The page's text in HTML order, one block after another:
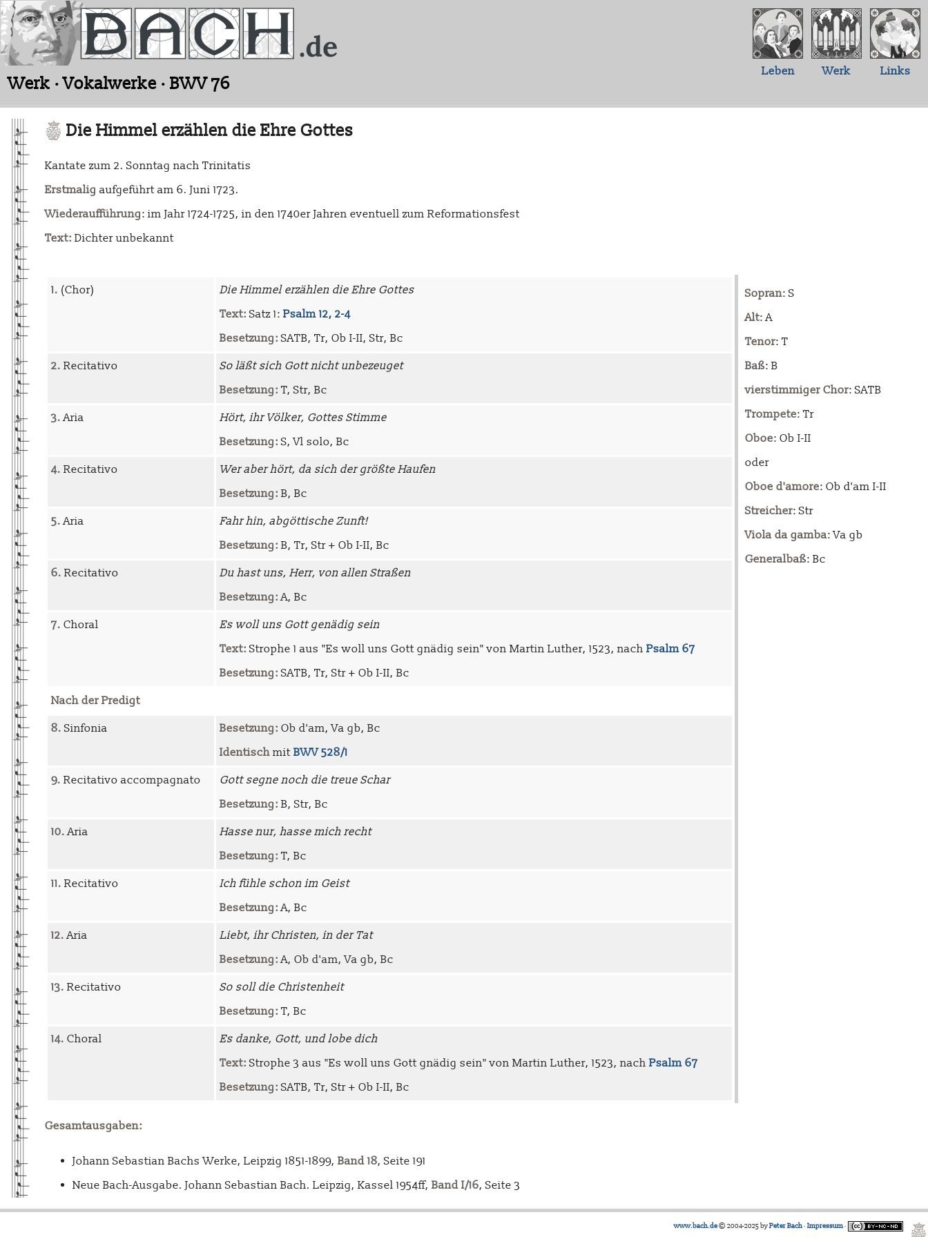
Werk · Vokalwerke · BWV 76
Leben Werk Links
Die Himmel erzählen die Ehre Gottes
Kantate zum 2. Sonntag nach Trinitatis
Erstmalig aufgeführt am 6. Juni 1723.
Wiederaufführung: im Jahr 1724-1725, in den 1740er Jahren eventuell zum Reformationsfest
Text: Dichter unbekannt
1. (Chor)
Die Himmel erzählen die Ehre Gottes
Text: Satz 1: Psalm 12, 2-4
Besetzung: SATB, Tr, Ob I-II, Str, Bc
2. Recitativo
So läßt sich Gott nicht unbezeuget
Besetzung: T, Str, Bc
3.Aria
Hört, ihr Völker, Gottes Stimme
Besetzung: S, Vl solo, Bc
4. Recitativo
Wer aber hört, da sich der größte Haufen
Besetzung: B, Bc
5.Aria
Fahr hin, abgöttische Zunft!
Besetzung: B, Tr, Str + Ob I-II, Bc
6. Recitativo
Du hast uns, Herr, von allen Straßen
Besetzung:A, Bc
7. Choral
Es woll uns Gott genädig sein
Text: Strophe 1 aus "Es woll uns Gott gnädig sein" von Martin Luther, 1523, nach Psalm 67
Besetzung: SATB, Tr, Str + Ob I-II, Bc
Nach der Predigt
8. Sinfonia Besetzung: Ob d'am, Va gb, Bc
Identisch mit BWV 528/1
9. Recitativo accompagnato
Gott segne noch die treue Schar
Besetzung: B, Str, Bc
10.Aria
Hasse nur, hasse mich recht
Besetzung: T, Bc
11. Recitativo
Ich fühle schon im Geist
Besetzung:A, Bc
12.Aria
Liebt, ihr Christen, in der Tat
Besetzung:A, Ob d'am, Va gb, Bc
13. Recitativo
So soll die Christenheit
Besetzung: T, Bc
14. Choral
Es danke, Gott, und lobe dich
Text: Strophe 3 aus "Es woll uns Gott gnädig sein" von Martin Luther, 1523, nach Psalm 67
Besetzung: SATB, Tr, Str + Ob I-II, Bc
Sopran: S
Alt: A
Tenor: T
Baß: B
vierstimmiger Chor: SATB
Trompete: Tr
Oboe: Ob I-II
oder
Oboe d'amore: Ob d'am I-II
Streicher: Str
Viola da gamba: Va gb
Generalbaß: Bc
Gesamtausgaben:
Johann Sebastian Bachs Werke, Leipzig 1851-1899, Band 18, Seite 191
Neue Bach-Ausgabe. Johann Sebastian Bach. Leipzig, Kassel 1954ff, Band I/16, Seite 3
www.bach.de© 2004-2025 byPeter Bach· Impressum·